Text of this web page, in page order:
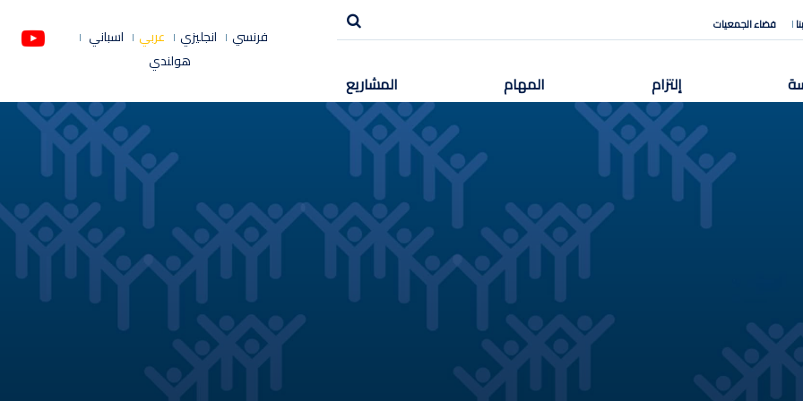
فضاء الجمعيات
إلتزام المهام المشاريع
فرنسي انجليزي عربي
اسباني
هولندي